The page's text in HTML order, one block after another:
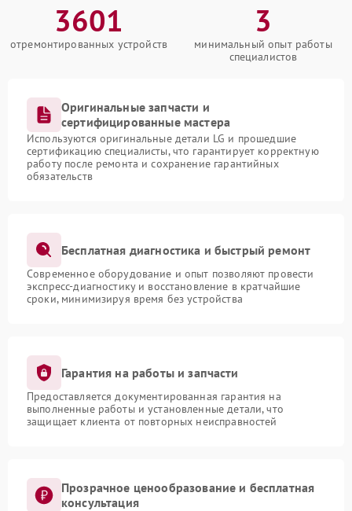
3601
отремонтированных устройств
3
минимальный опыт работы
специалистов
Оригинальные запчасти и
сертифицированные мастера
Используются оригинальные детали LG и прошедшие
сертификацию специалисты, что гарантирует корректную
работу после ремонта и сохранение гарантийных
обязательств
Бесплатная диагностика и быстрый ремонт
Современное оборудование и опыт позволяют провести
экспресс-диагностику и восстановление в кратчайшие
сроки, минимизируя время без устройства
Гарантия на работы и запчасти
Предоставляется документированная гарантия на
выполненные работы и установленные детали, что
защищает клиента от повторных неисправностей
Прозрачное ценообразование и бесплатная
консультация